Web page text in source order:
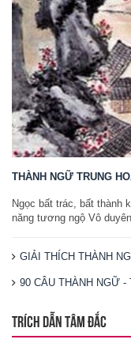
THÀNH NGỮ TRUNG
Ngọc bất trác, bất thành
năng tương ngộ Vô
GIẢI THÍCH THÀNH
90 CÂU THÀNH NGỮ -
TRÍCH DẪN TÂM ĐẮC